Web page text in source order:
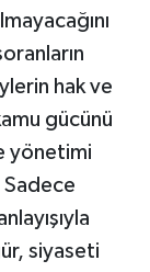
hak ve
gücünü
yönetimi
Sadece
siyaseti